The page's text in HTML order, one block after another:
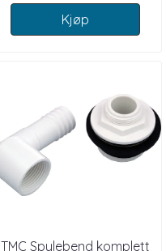
Kjøp
TMC Spylebend komplett